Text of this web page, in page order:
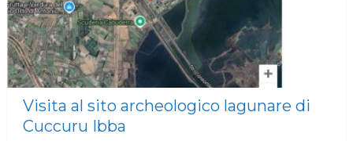
Visita al sito archeologico lagunare di
Cuccuru Ibba